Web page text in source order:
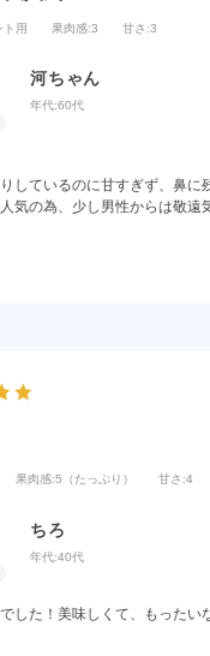
ト用 果肉感:3 甘さ :3
河ちゃん
年代:60代
しているのに甘すぎず、鼻に
気の為、少し男性からは敬遠
果肉感:5（たっぷり） 甘さ :4
ちろ
年代:40代
した！美味しくて、もったい